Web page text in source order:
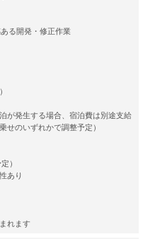
る開発・修正作業
が発生する場合、宿泊費は別途支給
せのいずれかで調整予定）
）
あり
れます